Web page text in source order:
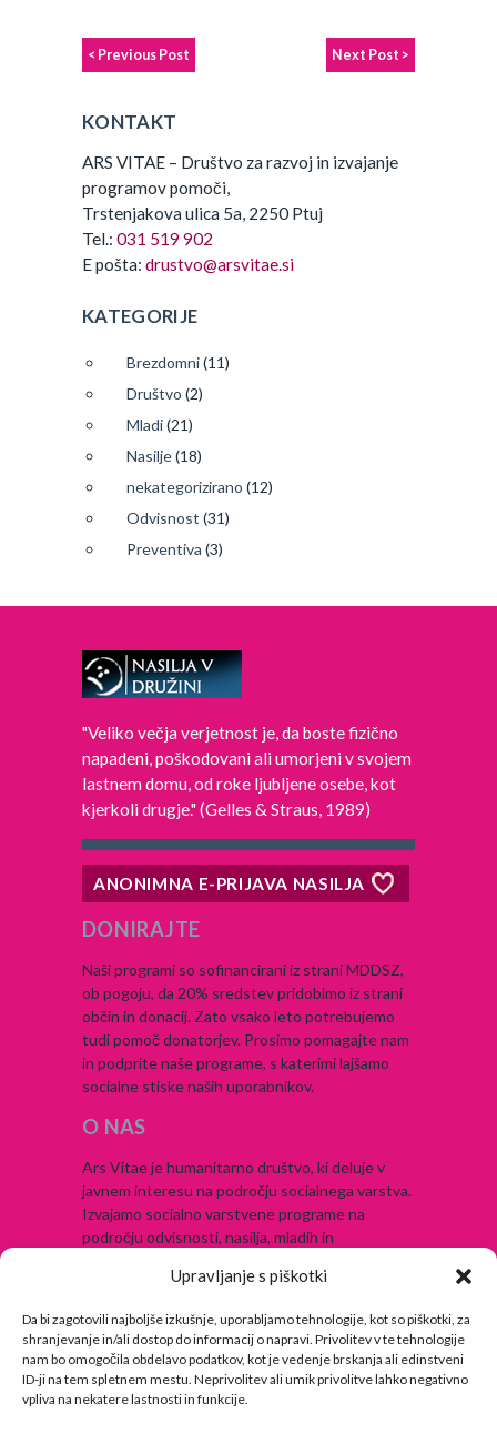
Upravljanje s piškotki
Da bi zagotovili najboljše izkušnje, uporabljamo tehnologije, kot so piškotki, za
shranjevanje in/ali dostop do informacij o napravi. Privolitev v te tehnologije
nam bo omogočila obdelavo podatkov, kot je vedenje brskanja ali edinstveni
ID-ji na tem spletnem mestu. Neprivolitev ali umik privolitve lahko negativno
vpliva na nekatere lastnosti in funkcije.
< Previous Post Next Post >
KONTAKT
ARS VITAE – Društvo za razvoj in izvajanje
programov pomoči,
Trstenjakova ulica 5a, 2250 Ptuj
Tel.: 031 519 902
E pošta: drustvo@arsvitae.si
KATEGORIJE
Brezdomni(11)
Društvo (2)
Mladi(21)
Nasilje(18)
nekategorizirano (12)
Odvisnost (31)
Preventiva (3)
"Veliko večja verjetnost je, da boste fizično
napadeni, poškodovani ali umorjeni v svojem
lastnem domu, od roke ljubljene osebe, kot
kjerkoli drugje." (Gelles & Straus, 1989)
ANONIMNA E-PRIJAVA NASILJA
DONIRAJTE
Naši programi so sofinancirani iz strani MDDSZ,
ob pogoju, da 20% sredstev pridobimo iz strani
občin in donacij. Zato vsako leto potrebujemo
tudi pomoč donatorjev. Prosimo pomagajte nam
in podprite naše programe, s katerimi lajšamo
socialne stiske naših uporabnikov.
O NAS
Ars Vitae je humanitarno društvo, ki deluje v
javnem interesu na področju socialnega varstva.
Izvajamo socialno varstvene programe na
področju odvisnosti, nasilja, mladih in
Naslov:
Trstenjakova ulica 5a
Telefon: